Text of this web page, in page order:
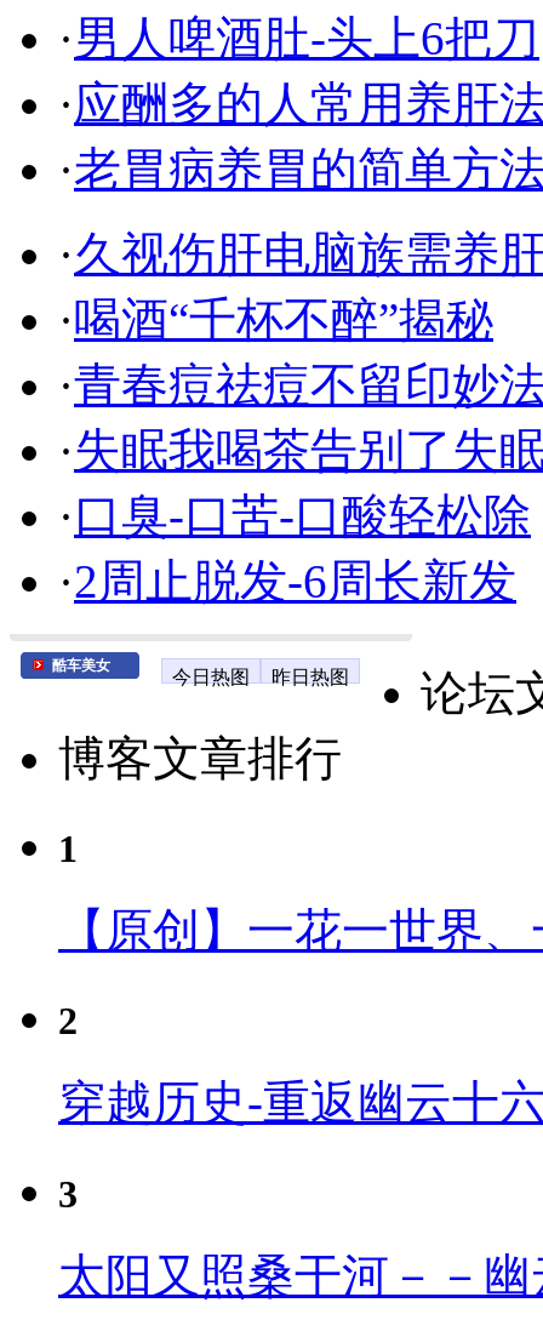
·男人啤酒肚-头上6把刀
·应酬多的人常用养肝
·老胃病养胃的简单方
·久视伤肝电脑族需养
·喝酒“千杯不醉”揭秘
·青春痘祛痘不留印妙
·失眠我喝茶告别了失
·口臭-口苦-口酸轻松除
·2周止脱发-6周长新发
酷车美女
今日热图 昨日热图
论坛
博客文章排行
1
【原创】一花一世界
2
穿越历史-重返幽云十
3
太阳又照桑干河－－